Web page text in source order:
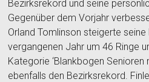
Bezirksrekord und seine
Gegenüber dem Vorjahr
Orland Tomlinson steigerte
vergangenen Jahr um 46 Ringe
Kategorie ‘Blankbogen Senioren
ebenfalls den Bezirksrekord.